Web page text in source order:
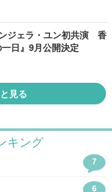
ジェラ・ユン初共演 香
日』9月公開決定
見る